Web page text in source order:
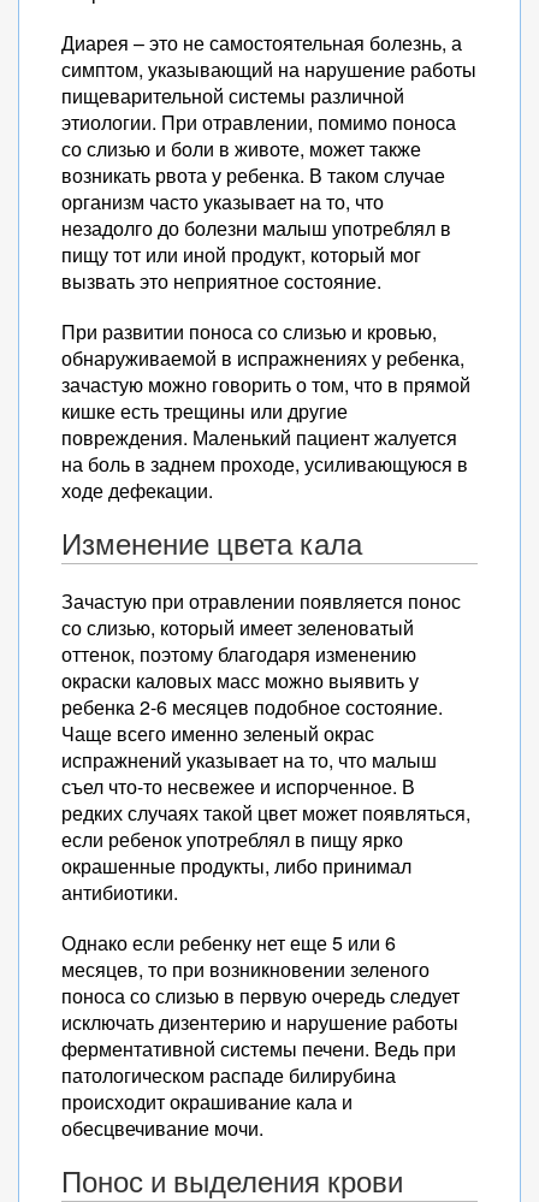
Диарея – это не самостоятельная болезнь, а
симптом, указывающий на нарушение работы
пищеварительной системы различной
этиологии. При отравлении, помимо поноса
со слизью и боли в животе, может также
возникать рвота у ребенка. В таком случае
организм часто указывает на то, что
незадолго до болезни малыш употреблял в
пищу тот или иной продукт, который мог
вызвать это неприятное состояние.
При развитии поноса со слизью и кровью,
обнаруживаемой в испражнениях у ребенка,
зачастую можно говорить о том, что в прямой
кишке есть трещины или другие
повреждения. Маленький пациент жалуется
на боль в заднем проходе, усиливающуюся в
ходе дефекации.
Изменение цвета кала
Зачастую при отравлении появляется понос
со слизью, который имеет зеленоватый
оттенок, поэтому благодаря изменению
окраски каловых масс можно выявить у
ребенка 2-6 месяцев подобное состояние.
Чаще всего именно зеленый окрас
испражнений указывает на то, что малыш
съел что-то несвежее и испорченное. В
редких случаях такой цвет может появляться,
если ребенок употреблял в пищу ярко
окрашенные продукты, либо принимал
антибиотики.
Однако если ребенку нет еще 5 или 6
месяцев, то при возникновении зеленого
поноса со слизью в первую очередь следует
исключать дизентерию и нарушение работы
ферментативной системы печени. Ведь при
патологическом распаде билирубина
происходит окрашивание кала и
обесцвечивание мочи.
Понос и выделения крови